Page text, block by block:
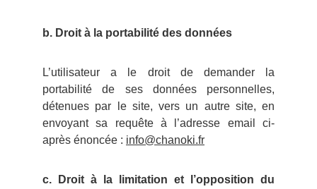
b. Droit à la portabilité des données
L’utilisateur a le droit de demander la
portabilité de ses données personnelles,
détenues par le site, vers un autre site, en
envoyant sa requête à l’adresse email ci-
après énoncée : info@chanoki.fr
c. Droit à la limitation et l’opposition du